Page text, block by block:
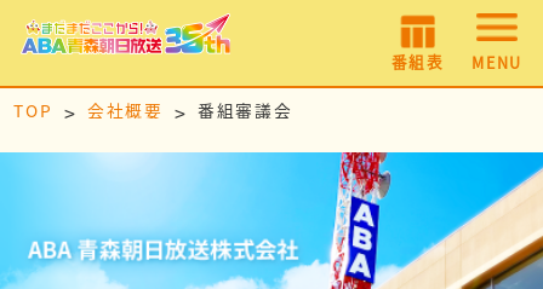
番組表 MENU
TOP 会社概要 番組審議会